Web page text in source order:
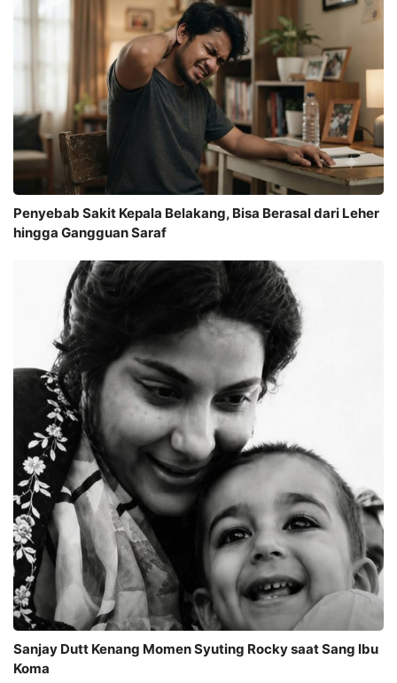
Penyebab Sakit Kepala Belakang, Bisa Berasal dari Leher
hingga Gangguan Saraf
Sanjay Dutt Kenang Momen Syuting Rocky saat Sang Ibu
Koma